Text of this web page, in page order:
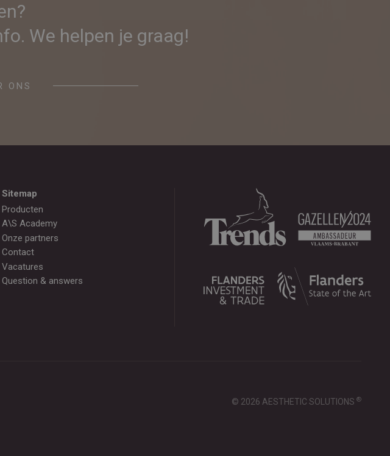
We helpen je graag!
ONS
Sitemap
Producten
A\S Academy
Onze partners
Contact
Vacatures
Question & answers
© 2026 AESTHETIC SOLUTIONS ®